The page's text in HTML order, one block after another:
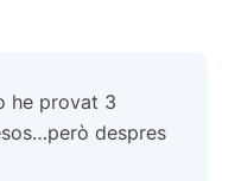
he provat 3
despres